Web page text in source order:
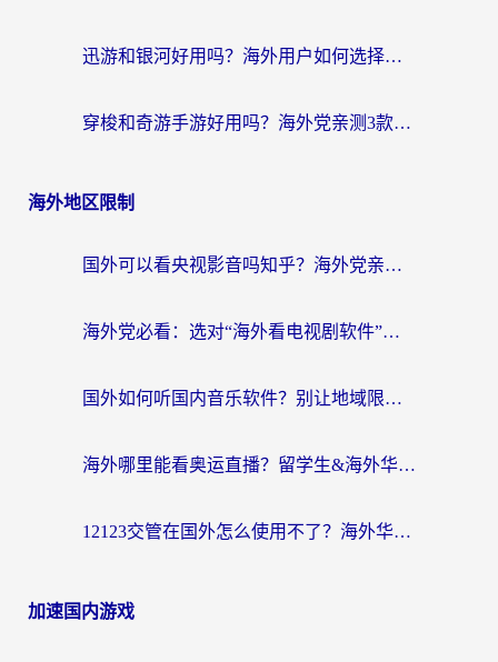
迅游和银河好用吗？海外用户如何选择回国加速器实现无缝访问国内资源
穿梭和奇游手游好用吗？海外党亲测3款回国加速器，附蜜蜂加速器七天试用攻略
海外地区限制
国外可以看央视影音吗知乎？海外党亲测有效的回国加速方案
海外党必看：选对“海外看电视剧软件”，再也不用愁国内剧刷不了
国外如何听国内音乐软件？别让地域限制，断了你的中文歌单
海外哪里能看奥运直播？留学生&海外华人必看的体育赛事观赛终极指南
12123交管在国外怎么使用不了？海外华人必看的无缝访问国内资源指南
加速国内游戏